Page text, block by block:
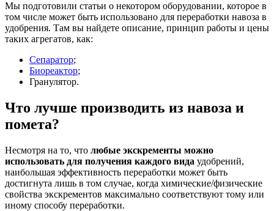
Мы подготовили статьи о некотором оборудовании, которое в
том числе может быть использовано для переработки навоза в
удобрения. Там вы найдете описание, принцип работы и цены
таких агрегатов, как:
Сепаратор;
Биореактор;
Гранулятор.
Что лучше производить из навоза и
помета?
Несмотря на то, что любые экскременты можно
использовать для получения каждого вида удобрений,
наибольшая эффективность переработки может быть
достигнута лишь в том случае, когда химические/физические
свойства экскрементов максимально соответствуют тому или
иному способу переработки.